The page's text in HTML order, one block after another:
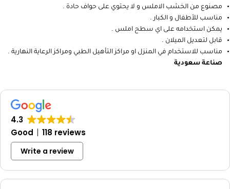
مصنوع من الخشب الاملس و لا يحتوي على حواف حادة .
مناسب للأطفال و الكبار .
يمكن استخدامه على اي سطح املس .
قابل لتعديل الميلان .
مناسب للاستخدام في المنزل او مراكز التأهيل الطبي ومراكز الرعاية النهارية .
صناعة سعودية
4.3
Good
118 reviews
Write a review